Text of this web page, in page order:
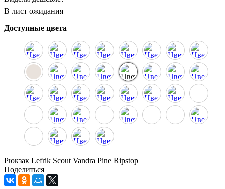
В лист ожидания
Доступные цвета
Рюкзак Lefrik Scout Vandra Pine Ripstop
Поделиться